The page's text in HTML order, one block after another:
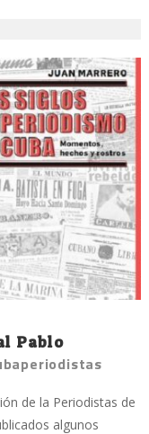
Pablo
de la Periodistas de
algunos